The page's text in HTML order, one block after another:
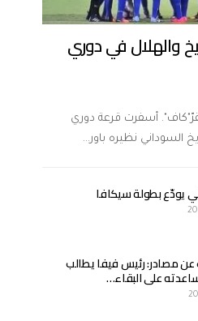
والهلال في دوري
أسفرت قرعة دوري
السوداني نظيره باور…
يودّع بطولة سيكافا
مصادر: رئيس فيفا يطالب
على البقاء…